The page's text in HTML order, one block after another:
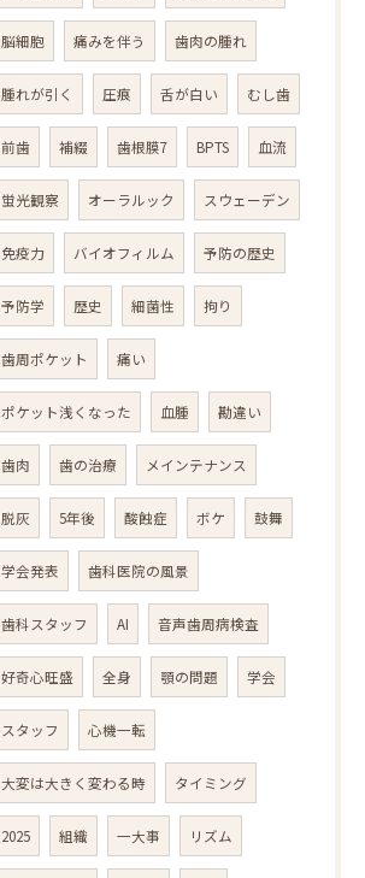
脳細胞 痛みを伴う 歯肉の腫れ
腫れが引く 圧痕 舌が白い むし歯
前歯 補綴 歯根膜7 BPTS 血流
蛍光観察 オーラルック スウェーデン
免疫力 バイオフィルム 予防の歴史
予防学 歴史 細菌性 拘り
歯周ポケット 痛い
ポケット浅くなった 血腫 勘違い
歯肉 歯の治療 メインテナンス
脱灰 5年後 酸蝕症 ボケ 鼓舞
学会発表 歯科医院の風景
歯科スタッフ AI 音声歯周病検査
好奇心旺盛 全身 顎の問題 学会
スタッフ 心機一転
大変は大きく変わる時 タイミング
2025 組織 一大事 リズム